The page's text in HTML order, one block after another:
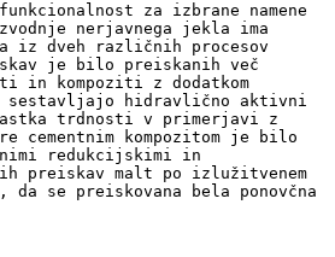
za izbrane namene
nerjavnega jekla ima
iz dveh različnih procesov
je bilo preiskanih več
in kompoziti z dodatkom
sestavljajo hidravlično aktivni
trdnosti v primerjavi z
cementnim kompozitom je bilo
redukcijskimi in
preiskav malt po izlužitvenem
se preiskovana bela ponovčna